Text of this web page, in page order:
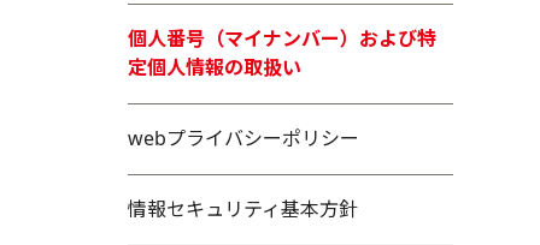
個人番号（マイナンバー）および特
定個人情報の取扱い
webプライバシーポリシー
情報セキュリティ基本方針